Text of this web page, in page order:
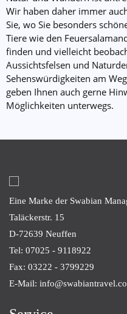
Wir haben daher immer
Sie, wo Sie besonders
Tiere wie den
finden und vielleicht
Aussichtsfelsen und
Sehenswürdigkeiten am
geben Ihnen auch gerne
Möglichkeiten unterwegs.
Eine Marke der Swabian
Taläckerstr. 15
D-72639 Neuffen
Tel: 07025 - 9118922
Fax: 03222 - 3799229
E-Mail: